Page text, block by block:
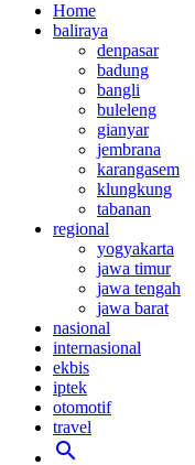
Home
baliraya
denpasar
badung
bangli
buleleng
gianyar
jembrana
karangasem
klungkung
tabanan
regional
yogyakarta
jawa timur
jawa tengah
jawa barat
nasional
internasional
ekbis
iptek
otomotif
travel
search